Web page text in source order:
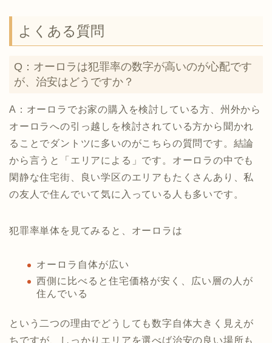
よくある質問
Q：オーロラは犯罪率の数字が高いのが心配です
が、治安はどうですか？
A：オーロラでお家の購入を検討している方、州外から
オーロラへの引っ越しを検討されている方から聞かれ
ることでダントツに多いのがこちらの質問です。結論
から言うと「エリアによる」です。オーロラの中でも
閑静な住宅街、良い学区のエリアもたくさんあり、私
の友人で住んでいて気に入っている人も多いです。
犯罪率単体を見てみると、オーロラは
オーロラ自体が広い
西側に比べると住宅価格が安く、広い層の人が
住んでいる
という二つの理由でどうしても数字自体大きく見えが
ちですが、しっかりエリアを選べば治安の良い場所も